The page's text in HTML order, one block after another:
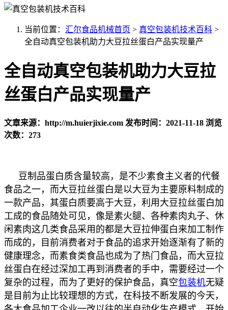
当前位置： 汇尔食品机械首页 > 真空包装机技术百科 >
全自动真空包装机助力大豆拉丝蛋白产品实现量产
全自动真空包装机助力大豆拉
丝蛋白产品实现量产
文章来源：http://m.huierjixie.com 发布时间：2021-11-18 浏览
次数：273
豆制品蛋白质含量较高，是不少素食主义者的代餐
食品之一，而大豆拉丝蛋白是以大豆为主要原料制成的
一款产品，其蛋白质要高于大豆，利用大豆拉丝蛋白加
工成的食品随处可见，像是素火腿、各种素肉丸子、休
闲素肉这几类食品采用的都是大豆拉伸蛋白来加工制作
而成的，目前消费者对于食品的追求开始逐渐有了新的
健康理念，而素食类食品也成为了热门食品，而大豆拉
丝蛋白在经过深加工再到消费者的手中，需要经过一个
复杂的过程，而为了更好的保护食品，真空包装机无疑
是目前为止比较理想的方式，在科技不断发展的今天，